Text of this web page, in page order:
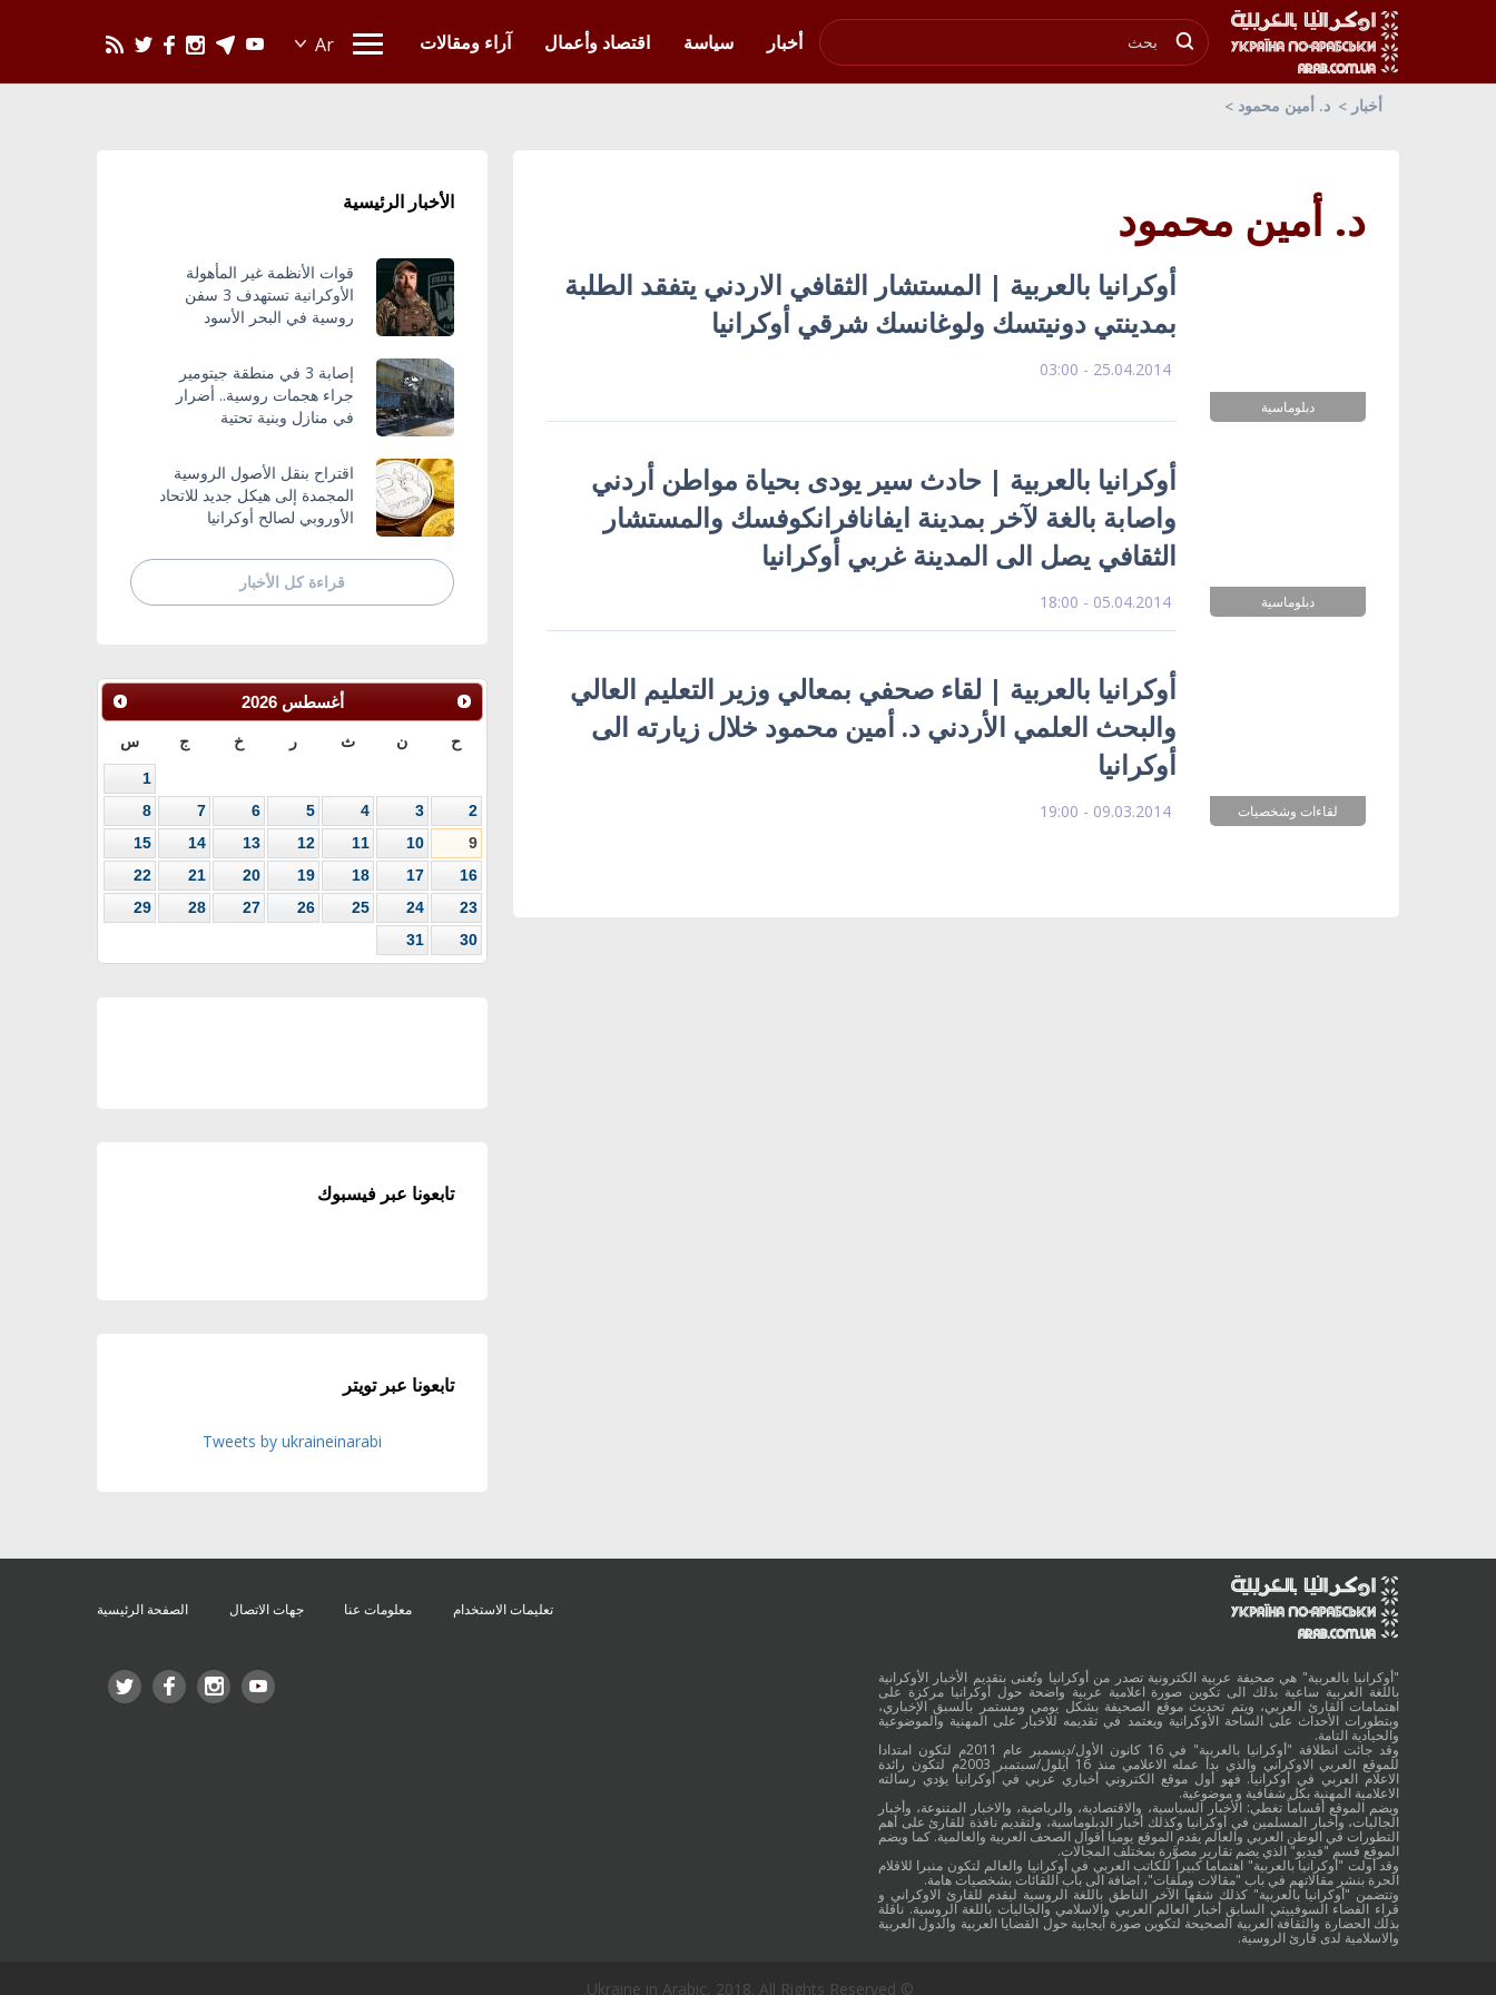
أخبار
سياسة اقتصاد وأعمال آراء ومقالات
أخبار د. أمين محمود
د. أمين محمود
دبلوماسية
أوكرانيا بالعربية | المستشار الثقافي الاردني يتفقد الطلبة
بمدينتي دونيتسك ولوغانسك شرقي أوكرانيا
25.04.2014 - 03:00
دبلوماسية
أوكرانيا بالعربية | حادث سير يودى بحياة مواطن أردني
واصابة بالغة لآخر بمدينة ايفانافرانكوفسك والمستشار
الثقافي يصل الى المدينة غربي أوكرانيا
05.04.2014 - 18:00
لقاءات وشخصيات
أوكرانيا بالعربية | لقاء صحفي بمعالي وزير التعليم العالي
والبحث العلمي الأردني د. أمين محمود خلال زيارته الى
أوكرانيا
09.03.2014 - 19:00
الأخبار الرئيسية
قوات الأنظمة غير المأهولة
الأوكرانية تستهدف 3 سفن
روسية في البحر الأسود
إصابة 3 في منطقة جيتومير
جراء هجمات روسية.. أضرار
في منازل وبنية تحتية
اقتراح بنقل الأصول الروسية
المجمدة إلى هيكل جديد للاتحاد
الأوروبي لصالح أوكرانيا
قراءة كل الأخبار
أغسطس 2026
ح ن ث ر خ ج س
1
2
3
4
5
6
7
8
9
10
11
12
13
14
15
16
17
18
19
20
21
22
23
24
25
26
27
28
29
30
31
تابعونا عبر فيسبوك
تابعونا عبر تويتر
Tweets by ukraineinarabi
"أوكرانيا بالعربية" هي صحيفة عربية الكترونية تصدر من أوكرانيا وتُعنى بتقديم الأخبار الأوكرانية
باللغة العربية ساعية بذلك الى تكوين صورة اعلامية عربية واضحة حول أوكرانيا مركزة على
اهتمامات القارئ العربي، ويتم تحديث موقع الصحيفة بشكل يومي ومستمر بالسبق الإخباري،
وبتطورات الأحداث على الساحة الأوكرانية ويعتمد في تقديمه للاخبار على المهنية والموضوعية
والحيادية التامة.
وقد جائت انطلاقة "أوكرانيا بالعربية" في 16 كانون الأول/ديسمبر عام 2011م لتكون امتدادا
للموقع العربي الاوكراني والذي بدأ عمله الاعلامي منذ 16 أيلول/سبتمبر 2003م لتكون رائدة
الاعلام العربي في أوكرانيا. فهو أول موقع الكتروني أخباري عربي في أوكرانيا يؤدي رسالته
الاعلامية المهنية بكل شفافية و موضوعية.
ويضم الموقع أقساماً تغطي: الأخبار السياسية، والاقتصادية، والرياضية، والاخبار المتنوعة، وأخبار
الجاليات، وأخبار المسلمين في أوكرانيا وكذلك أخبار الدبلوماسية، ولتقديم نافذة للقارئ على أهم
التطورات في الوطن العربي والعالم يقدم الموقع يوميا أقوال الصحف العربية والعالمية. كما ويضم
الموقع قسم "فيديو" الذي يضم تقارير مصوَّرة بمختلف المجالات.
وقد أولت "أوكرانيا بالعربية" اهتماما كبيرا للكاتب العربي في أوكرانيا والعالم لتكون منبرا للاقلام
الحرة بنشر مقالاتهم في باب "مقالات وملفات"، اضافة الى باب اللقائات بشخصيات هامة.
وتتضمن "أوكرانيا بالعربية" كذلك شقها الآخر الناطق باللغة الروسية ليقدم للقارئ الاوكراني و
قراء الفضاء السوفييتي السابق أخبار العالم العربي والاسلامي والجاليات باللغة الروسية. ناقلة
بذلك الحضارة والثقافة العربية الصحيحة لتكوين صورة ايجابية حول القضايا العربية والدول العربية
والاسلامية لدى قارئ الروسية.
تعليمات الاستخدام معلومات عنا جهات الاتصال الصفحة الرئيسية
© Ukraine in Arabic, 2018. All Rights Reserved.